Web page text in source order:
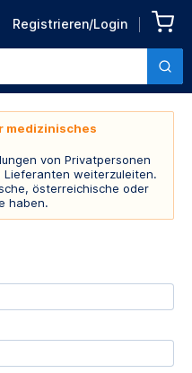
Registrieren/Login
medizinisches
von Privatpersonen
Lieferanten weiterzuleiten.
österreichische oder
haben.